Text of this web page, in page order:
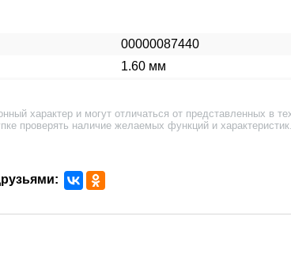
00000087440
1.60 мм
характер и могут отличаться от представленных в
проверять наличие желаемых функций и характеристик.